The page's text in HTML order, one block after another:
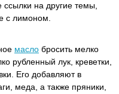
на другие темы,
с лимоном.
масло бросить мелко
рубленный лук, креветки,
Его добавляют в
меда, а также пряники,